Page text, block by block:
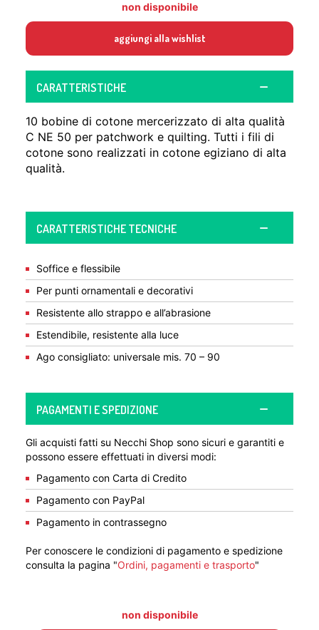
non disponibile
aggiungi alla wishlist
CARATTERISTICHE
10 bobine di cotone mercerizzato di alta qualità
C NE 50 per patchwork e quilting. Tutti i fili di
cotone sono realizzati in cotone egiziano di alta
qualità.
CARATTERISTICHE TECNICHE
Soffice e flessibile
Per punti ornamentali e decorativi
Resistente allo strappo e all’abrasione
Estendibile, resistente alla luce
Ago consigliato: universale mis. 70 – 90
PAGAMENTI E SPEDIZIONE
Gli acquisti fatti su Necchi Shop sono sicuri e garantiti e
possono essere effettuati in diversi modi:
Pagamento con Carta di Credito
Pagamento con PayPal
Pagamento in contrassegno
Per conoscere le condizioni di pagamento e spedizione
consulta la pagina "Ordini, pagamenti e trasporto"
non disponibile